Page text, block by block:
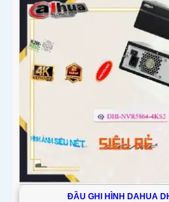
ĐẦU GHI HÌNH DAHUA